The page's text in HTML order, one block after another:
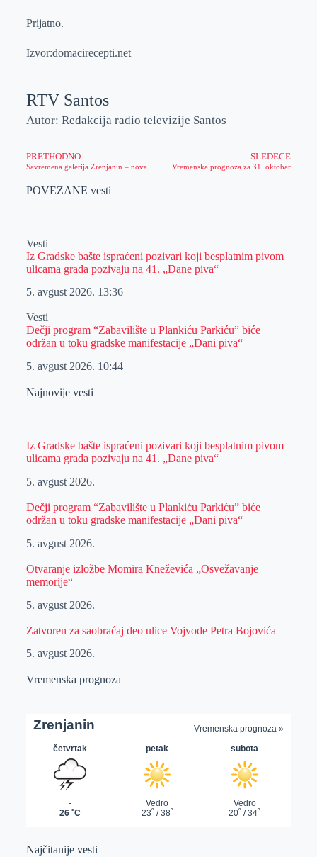
Prijatno.
Izvor:domacirecepti.net
RTV Santos
Autor: Redakcija radio televizije Santos
PRETHODNO SLEDEĆE
Vremenska prognoza za 31. oktobar
POVEZANE vesti
Vesti
Iz Gradske bašte ispraćeni pozivari koji besplatnim pivom
ulicama grada pozivaju na 41. „Dane piva“
5. avgust 2026. 13:36
Vesti
Dečji program “Zabavilište u Plankiću Parkiću” biće
održan u toku gradske manifestacije „Dani piva“
5. avgust 2026. 10:44
Najnovije vesti
Iz Gradske bašte ispraćeni pozivari koji besplatnim pivom
ulicama grada pozivaju na 41. „Dane piva“
5. avgust 2026.
Dečji program “Zabavilište u Plankiću Parkiću” biće
održan u toku gradske manifestacije „Dani piva“
5. avgust 2026.
Otvaranje izložbe Momira Kneževića „Osvežavanje
memorije“
5. avgust 2026.
Zatvoren za saobraćaj deo ulice Vojvode Petra Bojovića
5. avgust 2026.
Vremenska prognoza
Najčitanije vesti